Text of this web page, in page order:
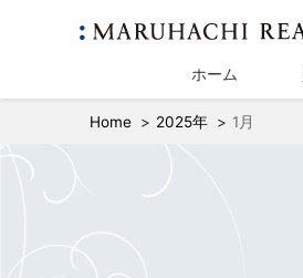
ホーム
Home 2025年 1月